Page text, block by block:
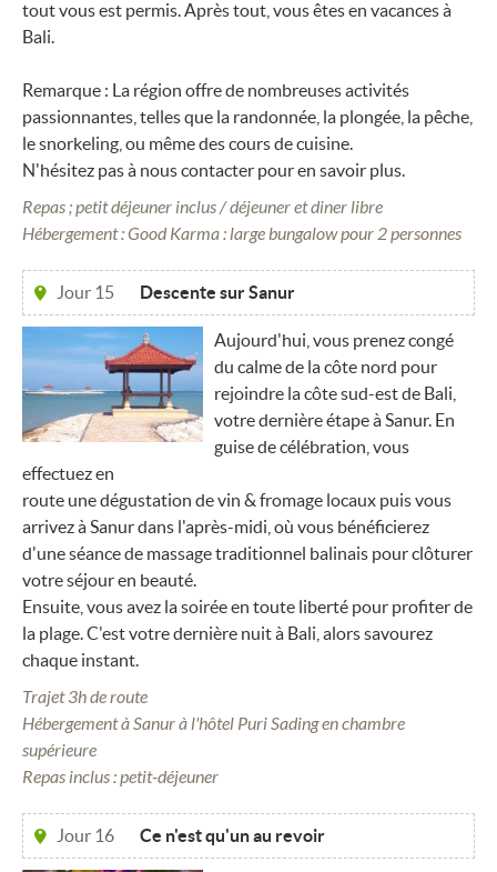
tout vous est permis. Après tout, vous êtes en vacances à
Bali.
Remarque : La région offre de nombreuses activités
passionnantes, telles que la randonnée, la plongée, la pêche,
le snorkeling, ou même des cours de cuisine.
N'hésitez pas à nous contacter pour en savoir plus.
Repas ; petit déjeuner inclus / déjeuner et diner libre
Hébergement : Good Karma : large bungalow pour 2 personnes
Jour 15 Descente sur Sanur
Aujourd'hui, vous prenez congé
du calme de la côte nord pour
rejoindre la côte sud-est de Bali,
votre dernière étape à Sanur. En
guise de célébration, vous
effectuez en
route une dégustation de vin & fromage locaux puis vous
arrivez à Sanur dans l'après-midi, où vous bénéficierez
d'une séance de massage traditionnel balinais pour clôturer
votre séjour en beauté.
Ensuite, vous avez la soirée en toute liberté pour profiter de
la plage. C'est votre dernière nuit à Bali, alors savourez
chaque instant.
Trajet 3h de route
Hébergement à Sanur à l'hôtel Puri Sading en chambre
supérieure
Repas inclus : petit-déjeuner
Jour 16 Ce n'est qu'un au revoir